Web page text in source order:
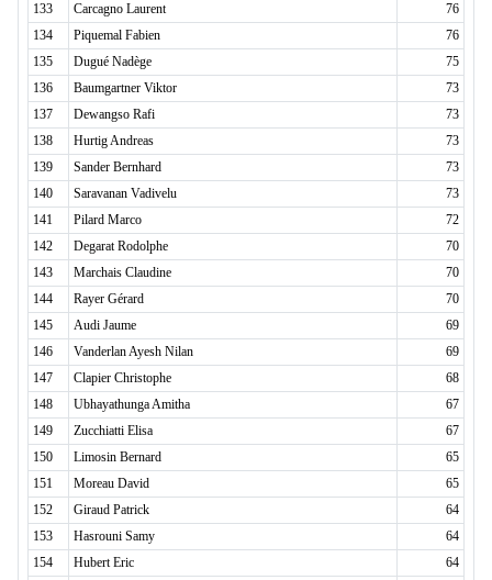
133
Carcagno Laurent
76
134
Piquemal Fabien
76
135
Dugué Nadège
75
136
Baumgartner Viktor
73
137
Dewangso Rafi
73
138
Hurtig Andreas
73
139
Sander Bernhard
73
140
Saravanan Vadivelu
73
141
Pilard Marco
72
142
Degarat Rodolphe
70
143
Marchais Claudine
70
144
Rayer Gérard
70
145
Audi Jaume
69
146
Vanderlan Ayesh Nilan
69
147
Clapier Christophe
68
148
Ubhayathunga Amitha
67
149
Zucchiatti Elisa
67
150
Limosin Bernard
65
151
Moreau David
65
152
Giraud Patrick
64
153
Hasrouni Samy
64
154
Hubert Eric
64